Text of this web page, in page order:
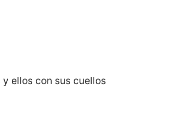
ellos con sus cuellos